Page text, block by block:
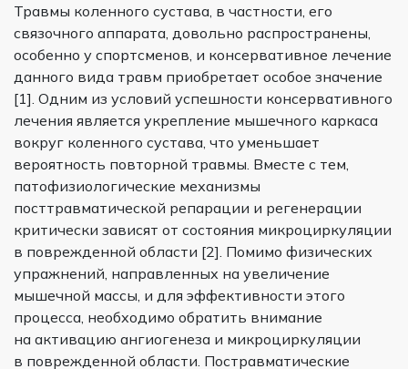
Травмы коленного сустава, в частности, его
связочного аппарата, довольно распространены,
особенно у спортсменов, и консервативное лечение
данного вида травм приобретает особое значение
[1]. Одним из условий успешности консервативного
лечения является укрепление мышечного каркаса
вокруг коленного сустава, что уменьшает
вероятность повторной травмы. Вместе с тем,
патофизиологические механизмы
посттравматической репарации и регенерации
критически зависят от состояния микроциркуляции
в поврежденной области [2]. Помимо физических
упражнений, направленных на увеличение
мышечной массы, и для эффективности этого
процесса, необходимо обратить внимание
на активацию ангиогенеза и микроциркуляции
в поврежденной области. Постравматические